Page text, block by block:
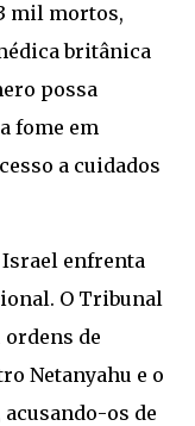
mil mortos,
britânica
possa
fome em
a cuidados
Israel enfrenta
O Tribunal
de
Netanyahu e o
os de